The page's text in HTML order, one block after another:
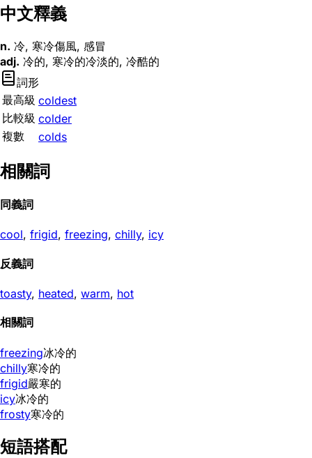
中文釋義
n. 冷, 寒冷傷風, 感冒
adj. 冷的, 寒冷的冷淡的, 冷酷的
詞形
最高級 coldest
比較級 colder
複數
colds
相關詞
同義詞
cool, frigid, freezing, chilly, icy
反義詞
toasty, heated, warm, hot
相關詞
freezing冰冷的
chilly寒冷的
frigid嚴寒的
icy冰冷的
frosty寒冷的
短語搭配